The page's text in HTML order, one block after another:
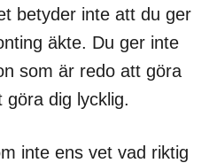
betyder inte att du ger
äkte. Du ger inte
som är redo att göra
dig lycklig.
inte ens vet vad riktig